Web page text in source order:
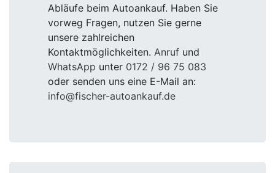
Abläufe beim Autoankauf. Haben Sie
vorweg Fragen, nutzen Sie gerne
unsere zahlreichen
Kontaktmöglichkeiten. Anruf und
WhatsApp unter 0172 / 96 75 083
oder senden uns eine E-Mail an:
info@fischer-autoankauf.de